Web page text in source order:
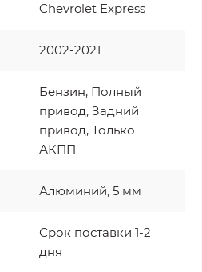
Chevrolet Express
2002-2021
Бензин, Полный
привод, Задний
привод, Только
АКПП
Алюминий, 5 мм
Срок поставки 1-2
дня